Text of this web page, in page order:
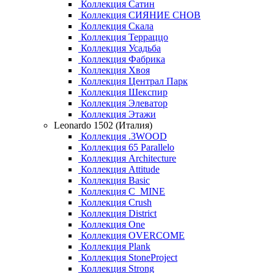
Коллекция Сатин
Коллекция СИЯНИЕ СНОВ
Коллекция Скала
Коллекция Терраццо
Коллекция Усадьба
Коллекция Фабрика
Коллекция Хвоя
Коллекция Централ Парк
Коллекция Шекспир
Коллекция Элеватор
Коллекция Этажи
Leonardo 1502 (Италия)
Коллекция .3WOOD
Коллекция 65 Parallelo
Коллекция Architecture
Коллекция Attitude
Коллекция Basic
Коллекция C_MINE
Коллекция Crush
Коллекция District
Коллекция One
Коллекция OVERCOME
Коллекция Plank
Коллекция StoneProject
Коллекция Strong